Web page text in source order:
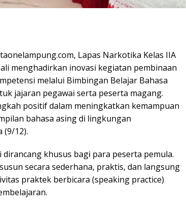
Lapas Narkotika Kelas IIA
menghadirkan inovasi kegiatan pembinaan
melalui Bimbingan Belajar Bahasa
jajaran pegawai serta peserta magang.
positif dalam meningkatkan kemampuan
bahasa asing di lingkungan
(9/12).
dirancang khusus bagi para peserta pemula.
secara sederhana, praktis, dan langsung
praktek berbicara (speaking practice)